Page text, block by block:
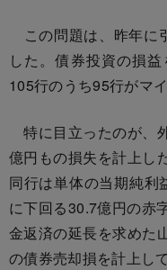
この問題は、昨年に
した。債券投資の損
105行のうち95行がマ
特に目立ったのが、
億円もの損失を計上し
同行は単体の当期純利
に下回る30.7億円の赤
金返済の延長を求めた
の債券売却損を計上して